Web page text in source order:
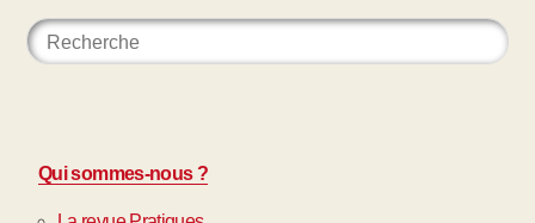
Qui sommes-nous ?